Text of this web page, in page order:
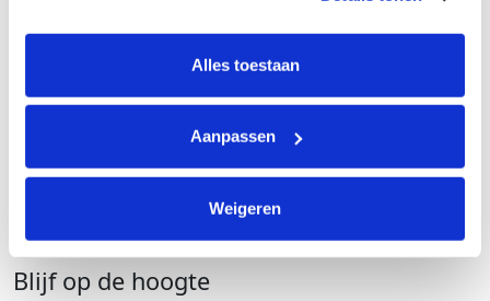
tonen. Je kunt je toestemming op elk moment wijzigen of
intrekken via Cookie instellingen onderaan de pagina. De
lijst met cookies is te vinden in het tabblad “details”.
Alles toestaan
Aanpassen
Weigeren
Privacyverklaring
Cookie instellingen
Algemene voorwaarden
Over KWF Kankerbestrijding
Blijf op de hoogte